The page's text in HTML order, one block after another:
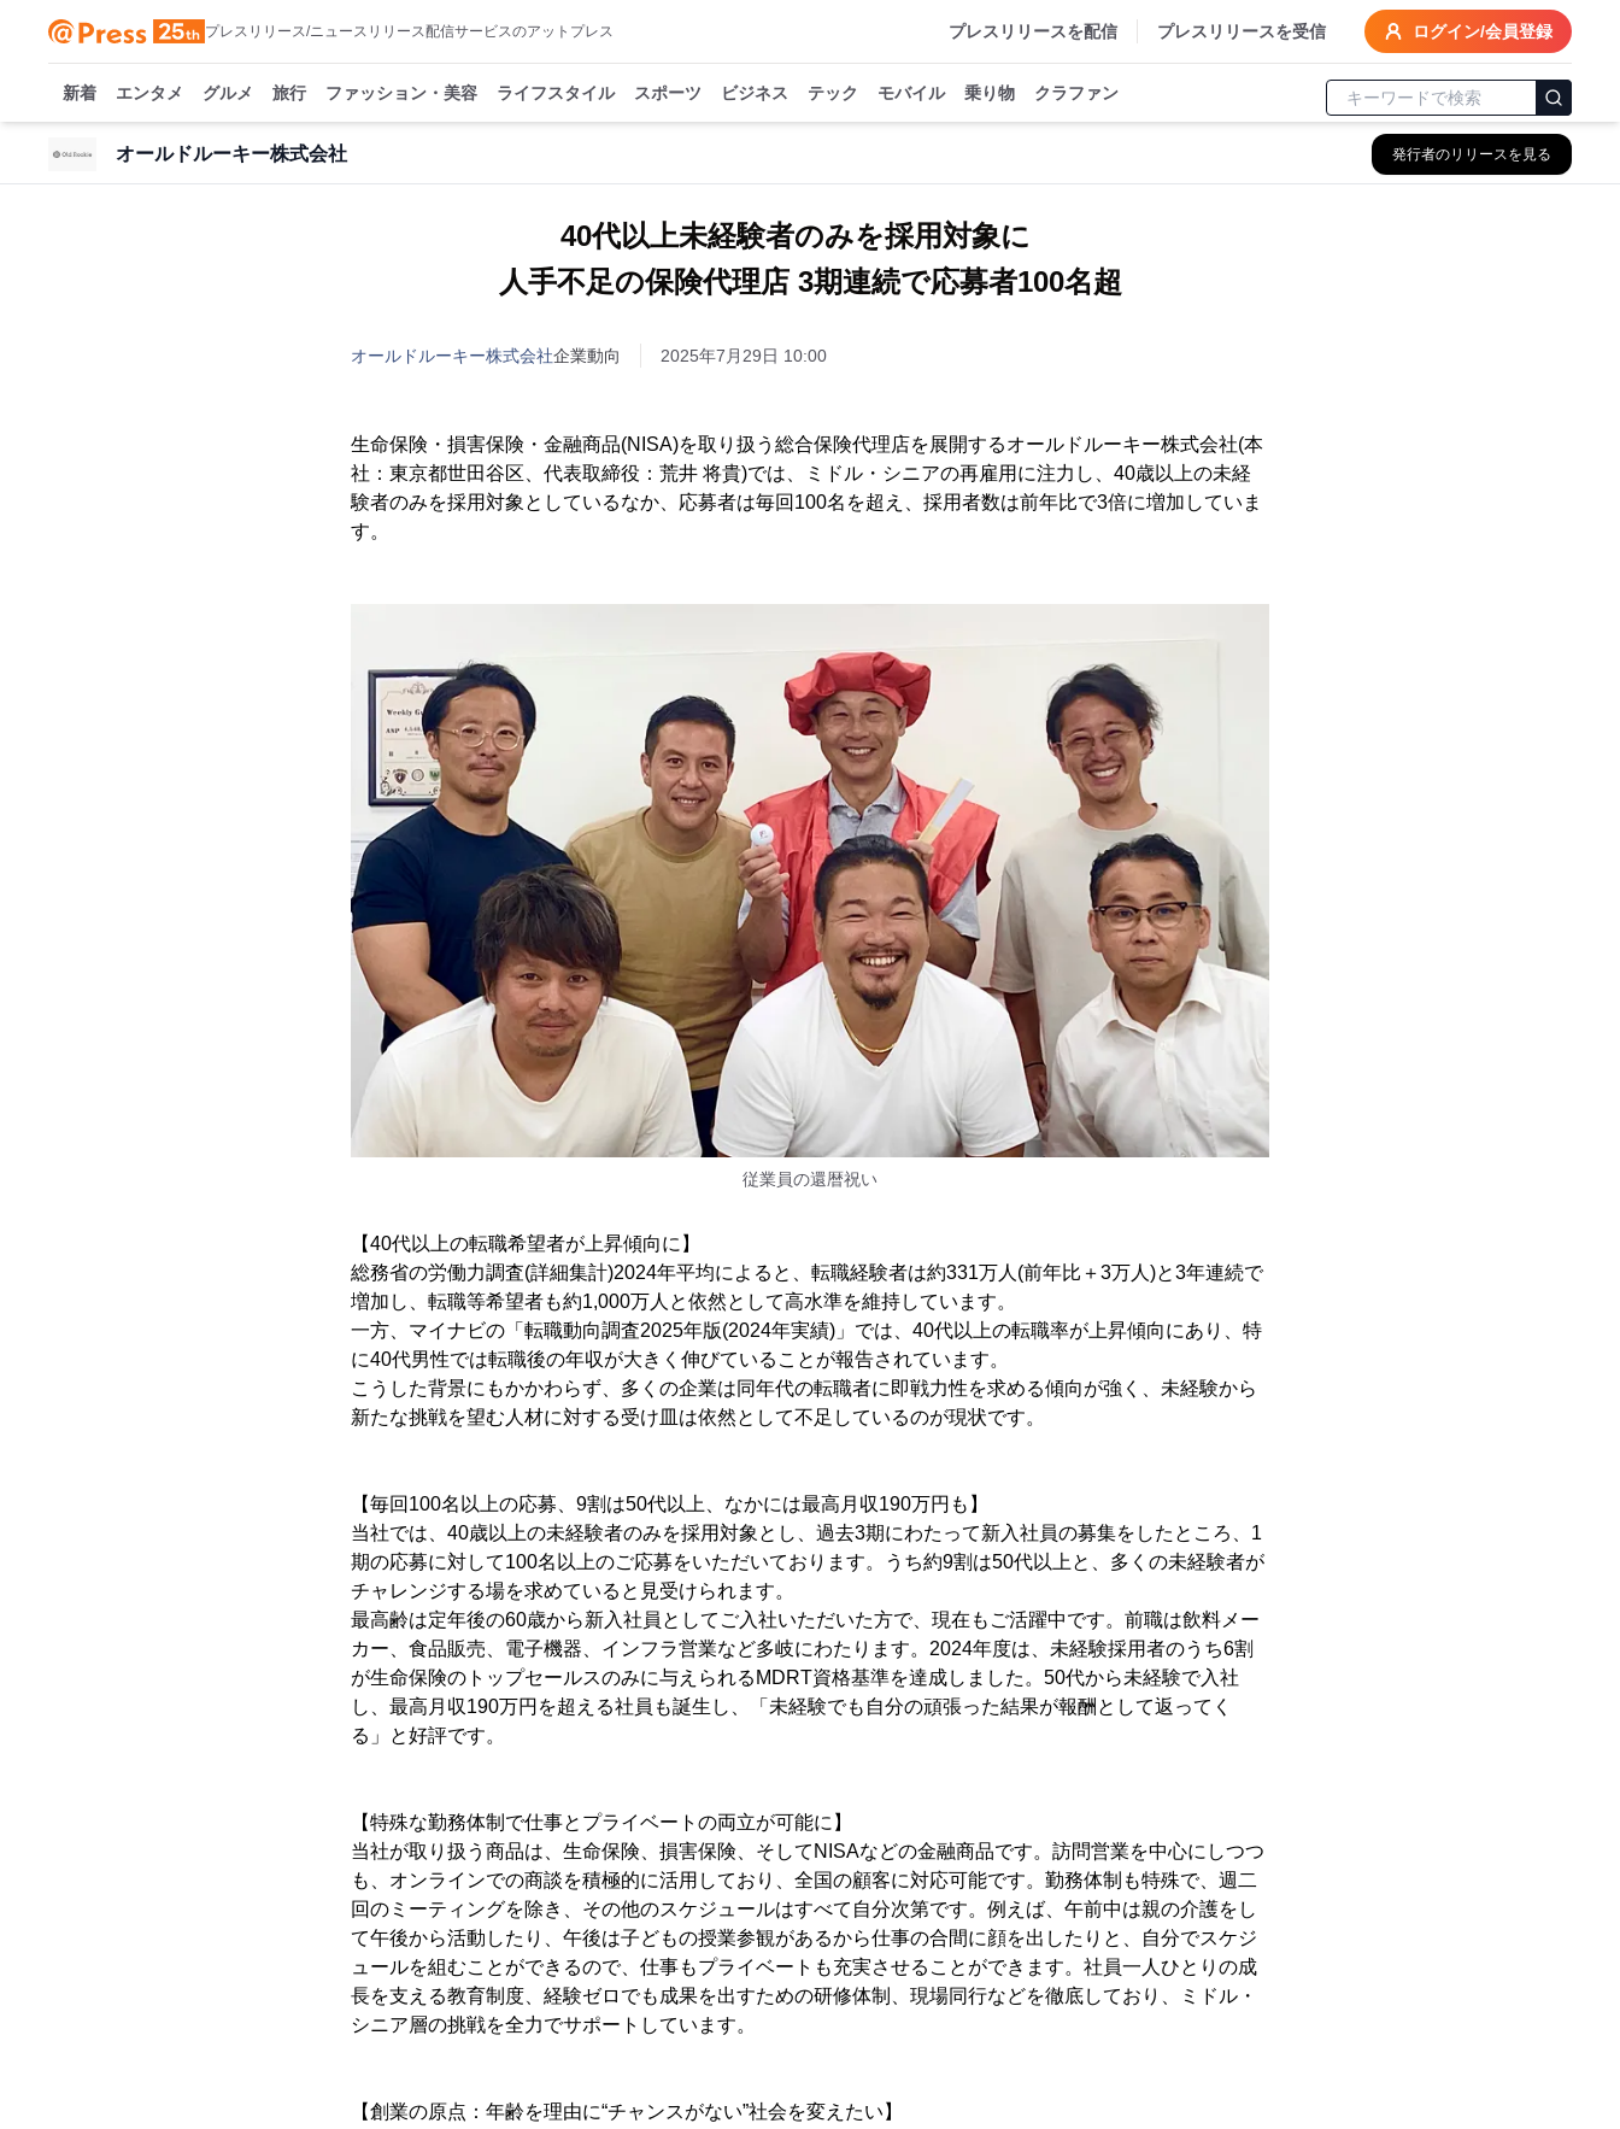
プレスリリース/ニュースリリース配信サービスのアットプレス プレスリリースを配信 プレスリリースを受信 ログイン/会員登録
新着 エンタメ グルメ 旅行 ファッション・美容 ライフスタイル スポーツ ビジネス テック モバイル 乗り物 クラファン
オールドルーキー株式会社 発行者のリリースを見る
40代以上未経験者のみを採用対象に
人手不足の保険代理店 3期連続で応募者100名超
オールドルーキー株式会社企業動向 2025年7月29日 10:00
生命保険・損害保険・金融商品(NISA)を取り扱う総合保険代理店を展開するオールドルーキー株式会社(本
社：東京都世田谷区、代表取締役：荒井 将貴)では、ミドル・シニアの再雇用に注力し、40歳以上の未経
験者のみを採用対象としているなか、応募者は毎回100名を超え、採用者数は前年比で3倍に増加していま
す。
従業員の還暦祝い
【40代以上の転職希望者が上昇傾向に】
総務省の労働力調査(詳細集計)2024年平均によると、転職経験者は約331万人(前年比＋3万人)と3年連続で
増加し、転職等希望者も約1,000万人と依然として高水準を維持しています。
一方、マイナビの「転職動向調査2025年版(2024年実績)」では、40代以上の転職率が上昇傾向にあり、特
に40代男性では転職後の年収が大きく伸びていることが報告されています。
こうした背景にもかかわらず、多くの企業は同年代の転職者に即戦力性を求める傾向が強く、未経験から
新たな挑戦を望む人材に対する受け皿は依然として不足しているのが現状です。
【毎回100名以上の応募、9割は50代以上、なかには最高月収190万円も】
当社では、40歳以上の未経験者のみを採用対象とし、過去3期にわたって新入社員の募集をしたところ、1
期の応募に対して100名以上のご応募をいただいております。うち約9割は50代以上と、多くの未経験者が
チャレンジする場を求めていると見受けられます。
最高齢は定年後の60歳から新入社員としてご入社いただいた方で、現在もご活躍中です。前職は飲料メー
カー、食品販売、電子機器、インフラ営業など多岐にわたります。2024年度は、未経験採用者のうち6割
が生命保険のトップセールスのみに与えられるMDRT資格基準を達成しました。50代から未経験で入社
し、最高月収190万円を超える社員も誕生し、「未経験でも自分の頑張った結果が報酬として返ってく
る」と好評です。
【特殊な勤務体制で仕事とプライベートの両立が可能に】
当社が取り扱う商品は、生命保険、損害保険、そしてNISAなどの金融商品です。訪問営業を中心にしつつ
も、オンラインでの商談を積極的に活用しており、全国の顧客に対応可能です。勤務体制も特殊で、週二
回のミーティングを除き、その他のスケジュールはすべて自分次第です。例えば、午前中は親の介護をし
て午後から活動したり、午後は子どもの授業参観があるから仕事の合間に顔を出したりと、自分でスケジ
ュールを組むことができるので、仕事もプライベートも充実させることができます。社員一人ひとりの成
長を支える教育制度、経験ゼロでも成果を出すための研修体制、現場同行などを徹底しており、ミドル・
シニア層の挑戦を全力でサポートしています。
【創業の原点：年齢を理由に“チャンスがない”社会を変えたい】